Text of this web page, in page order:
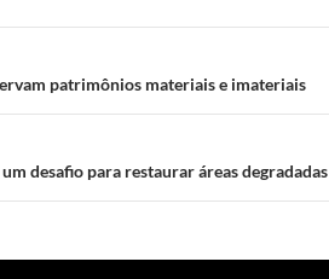
patrimônios materiais e imateriais
desafio para restaurar áreas degradadas